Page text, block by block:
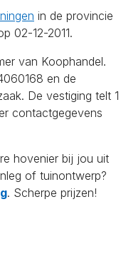
in de provincie
02-12-2011.
van Koophandel.
en de
De vestiging telt 1
contactgegevens
hovenier bij jou uit
of tuinontwerp?
. Scherpe prijzen!